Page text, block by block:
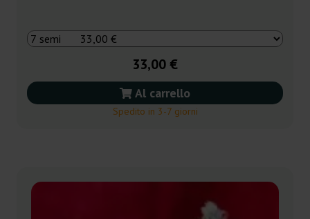
33,00 €
Al carrello
Spedito in 3-7 giorni